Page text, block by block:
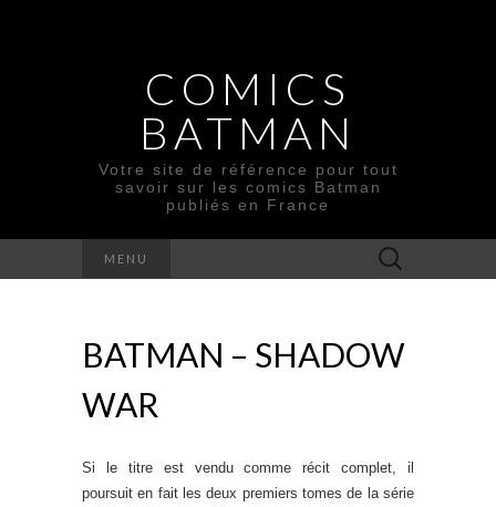
COMICS
BATMAN
Votre site de référence pour tout
savoir sur les comics Batman
publiés en France
MENU Rechercher :
BATMAN – SHADOW
WAR
Si le titre est vendu comme récit complet, il
poursuit en fait les deux premiers tomes de la série